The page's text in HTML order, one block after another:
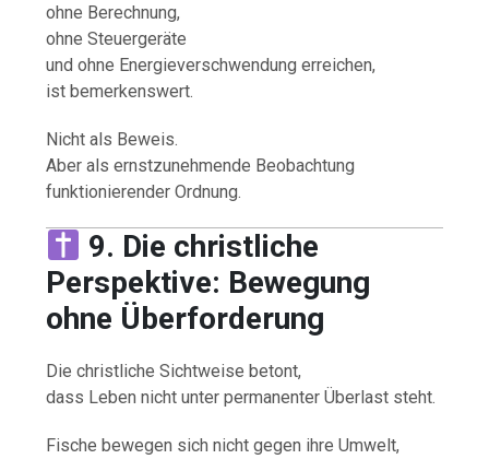
ohne Berechnung,
ohne Steuergeräte
und ohne Energieverschwendung erreichen,
ist bemerkenswert.
Nicht als Beweis.
Aber als ernstzunehmende Beobachtung
funktionierender Ordnung.
9. Die christliche
Perspektive: Bewegung
ohne Überforderung
Die christliche Sichtweise betont,
dass Leben nicht unter permanenter Überlast steht.
Fische bewegen sich nicht gegen ihre Umwelt,